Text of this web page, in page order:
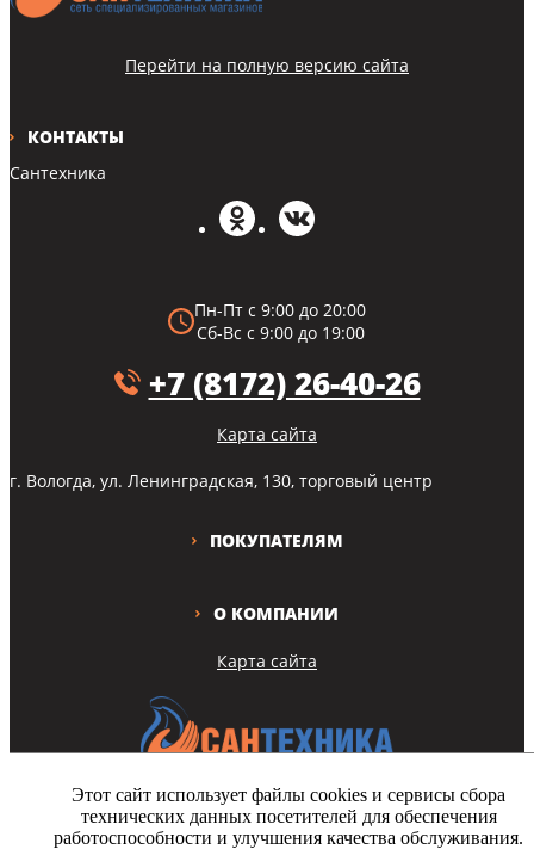
Copyright © Все права защищены
Карта сайта
О КОМПАНИИ
ПОКУПАТЕЛЯМ
КОНТАКТЫ
Сантехника
Пн-Пт с 9:00 до 20:00
Сб-Вс с 9:00 до 19:00
+7 (8172) 26-40-26
Карта сайта
г. Вологда, ул. Ленинградская, 130, торговый центр
Перейти на полную версию сайта
Этот сайт использует файлы cookies и сервисы сбора
технических данных посетителей для обеспечения
работоспособности и улучшения качества обслуживания.